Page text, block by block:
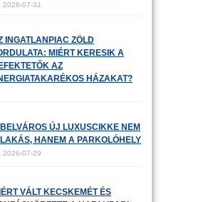
2026-07-31
INGATLANPIAC ZÖLD
MIÉRT KERESIK A
AZ
HÁZAKAT?
ÚJ LUXUSCIKKE NEM
HANEM A PARKOLÓHELY
2026-07-29
VÁLT KECSKEMÉT ÉS